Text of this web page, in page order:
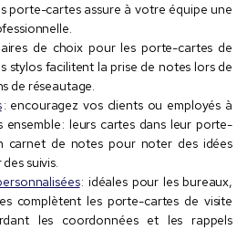
porte-cartes assure à votre équipe une
de choix pour les porte-cartes de
stylos facilitent la prise de notes lors de
de réseautage.
: encouragez vos clients ou employés à
ensemble : leurs cartes dans leur porte-
carnet de notes pour noter des idées
suivis.
: idéales pour les bureaux,
complètent les porte-cartes de visite
les coordonnées et les rappels